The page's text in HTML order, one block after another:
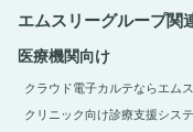
エムスリーグループ関
医療機関向け
クラウド電子カルテならエム
クリニック向け診療支援シス